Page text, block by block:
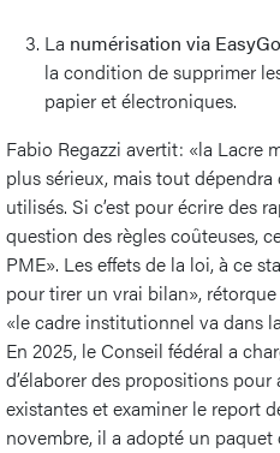
La numérisation via
la condition de supprimer
papier et électroniques.
Fabio Regazzi avertit: «la Lacre
plus sérieux, mais tout
utilisés. Si c’est pour écrire des
question des règles coûteuses,
PME». Les effets de la loi, à ce
pour tirer un vrai bilan»,
«le cadre institutionnel va dans
En 2025, le Conseil fédéral a
d’élaborer des propositions
existantes et examiner le report
novembre, il a adopté un